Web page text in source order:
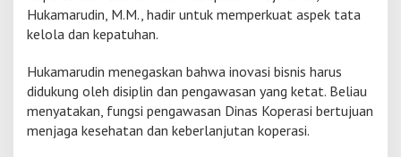
r
e
k
o
p
2
/
Hukamarudin, M.M., hadir untuk memperkuat aspek tata
kelola dan kepatuhan.
Hukamarudin menegaskan bahwa inovasi bisnis harus
didukung oleh disiplin dan pengawasan yang ketat. Beliau
menyatakan, fungsi pengawasan Dinas Koperasi bertujuan
menjaga kesehatan dan keberlanjutan koperasi.